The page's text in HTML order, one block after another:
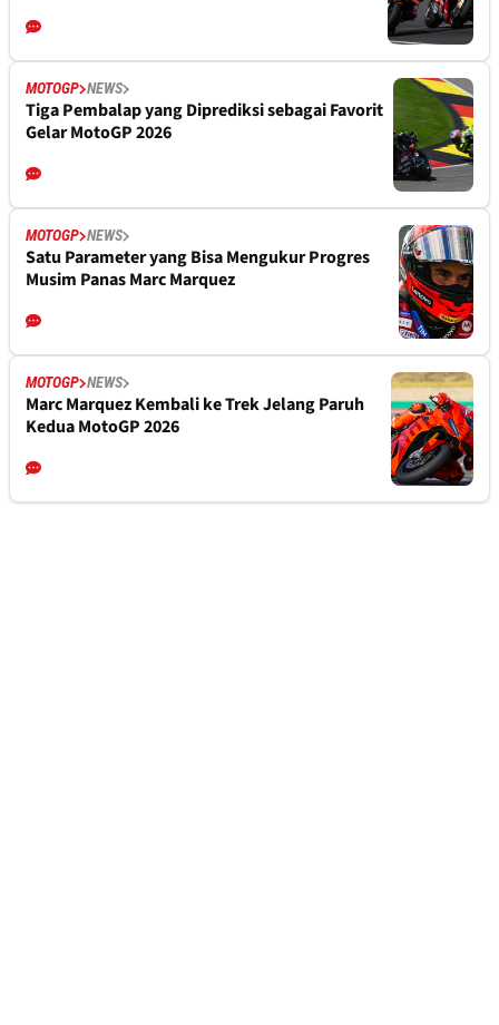
MOTOGP NEWS
Tiga Pembalap yang Diprediksi sebagai Favorit
Gelar MotoGP 2026
MOTOGP NEWS
Satu Parameter yang Bisa Mengukur Progres
Musim Panas Marc Marquez
MOTOGP NEWS
Marc Marquez Kembali ke Trek Jelang Paruh
Kedua MotoGP 2026